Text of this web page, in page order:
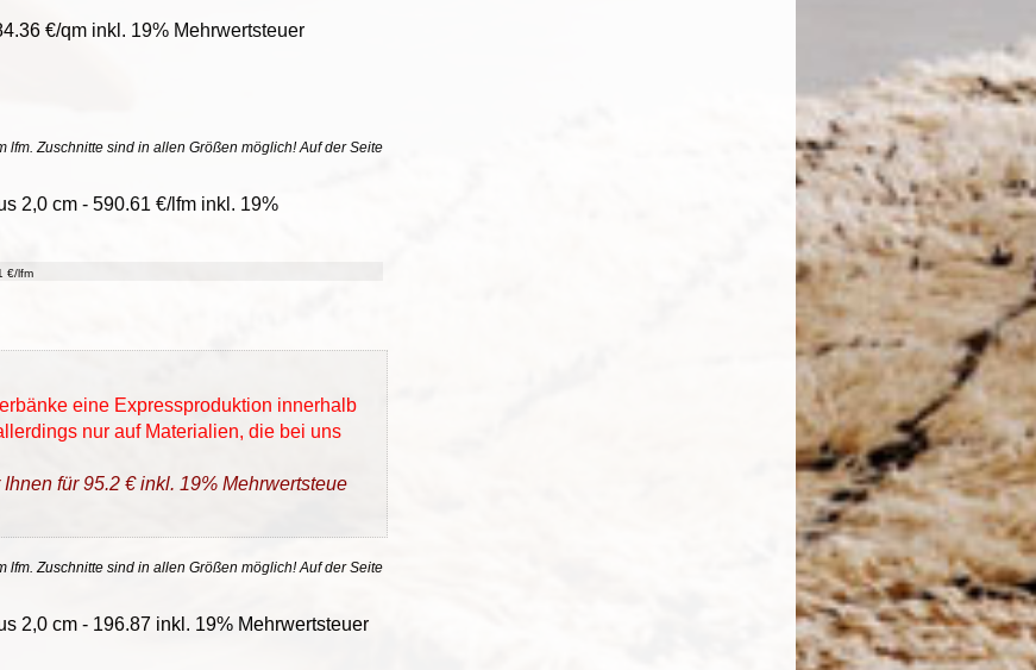
€/qm inkl. 19% Mehrwertsteuer
lfm. Zuschnitte sind in allen Größen möglich! Auf der Seite
2,0 cm - 590.61 €/lfm inkl. 19%
€/lfm
eine Expressproduktion innerhalb
nur auf Materialien, die bei uns
für 95.2 € inkl. 19% Mehrwertsteue
lfm. Zuschnitte sind in allen Größen möglich! Auf der Seite
2,0 cm - 196.87 inkl. 19% Mehrwertsteuer